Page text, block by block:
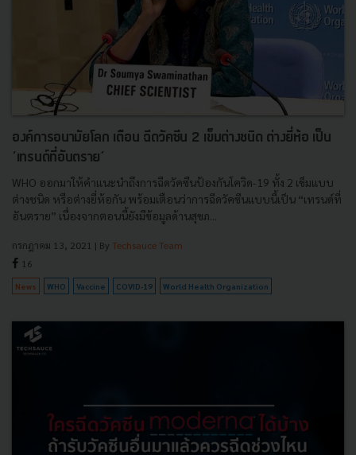
องค์การอนามัยโลก เตือน ฉีดวัคซีน 2 เข็มต่างชนิด ต่างยี่ห้อ เป็น
‘เทรนด์ที่อันตราย’
WHO ออกมาให้คำแนะนำถึงการฉีดวัคซีนป้องกันโควิด-19 ทั้ง 2 เข็มแบบ
ต่างชนิด หรือต่างยี่ห้อกัน พร้อมเตือนว่าการฉีดวัคซีนแบบนี้เป็น “เทรนด์ที่
อันตราย” เนื่องจากตอนนี้ยังมีข้อมูลด้านสุขภ...
กรกฎาคม 13, 2021 | By Techsauce Team
16
News WHO Vaccine COVID-19 World Health Organization